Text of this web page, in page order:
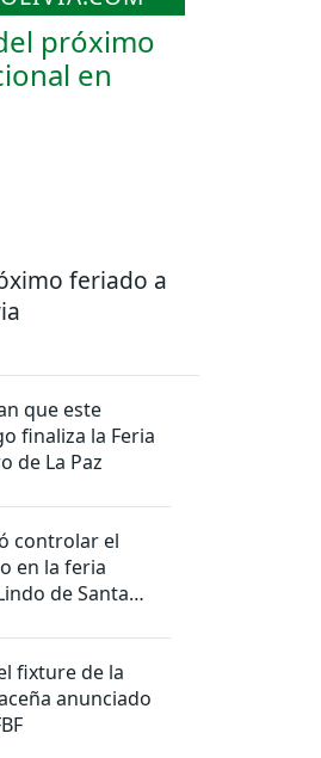
feriado a
que este
finaliza la Feria
de La Paz
controlar el
en la feria
de Santa
fixture de la
anunciado